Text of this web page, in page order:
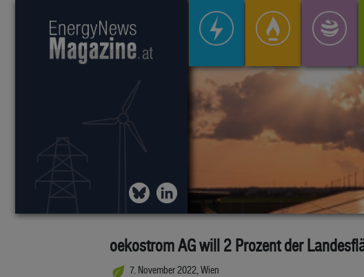
oekostrom AG will 2 Prozent der
7. November 2022, Wien